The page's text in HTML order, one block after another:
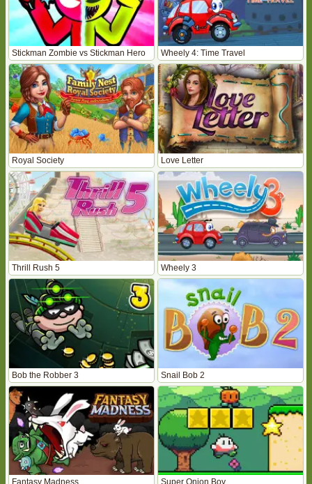
Stickman Zombie vs Stickman Hero Wheely 4: Time Travel
Royal Society Love Letter
Thrill Rush 5 Wheely 3
Bob the Robber 3 Snail Bob 2